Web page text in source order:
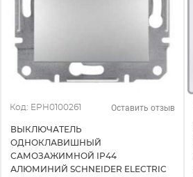
Код: EPH0100261 Оставить отзыв
ВЫКЛЮЧАТЕЛЬ
ОДНОКЛАВИШНЫЙ
САМОЗАЖИМНОЙ ІР44
АЛЮМИНИЙ SCHNEIDER ELECTRIC